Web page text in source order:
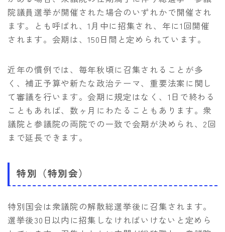
院議員選挙が開催された場合のいずれかで開催され
ます。とも呼ばれ、1月中に招集され、年に1回開催
されます。会期は、150日間と定められています。
近年の慣例では、毎年秋頃に召集されることが多
く、補正予算や新たな政治テーマ、重要法案に関し
て審議を行います。会期に規定はなく、1日で終わる
こともあれば、数ヶ月にわたることもあります。衆
議院と参議院の両院での一致で会期が決められ、2回
まで延長できます。
特別（特別会）
特別国会は衆議院の解散総選挙後に召集されます。
選挙後30日以内に招集しなければいけないと定めら